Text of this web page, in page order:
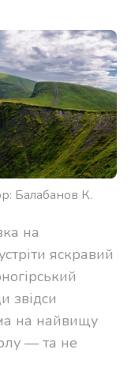
Балабанов К.
на
яскравий
звідси
на найвищу
— та не